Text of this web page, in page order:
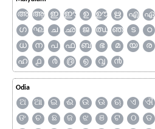
അ ആ ഇ ഈ ഉ ഊ ഋ എ ഏ
ഗ
ഘ ച ഛ ജ ഝ ഞ ട ഠ
ധ
ന പ ഫ ബ ഭ മ യ ര
ഹ
൧ ൪ ൫ ൭ ൮ ൯
Odia
ଅ ଆ ଇ ଈ ଉ ଊ ଋ ଏ ଐ
ଙ
ଚ ଛ ଜ ଝ ଞ ଟ ଠ ଡ